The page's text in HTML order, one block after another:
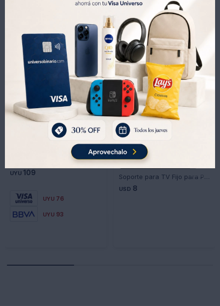
Productos que te pueden interesar
Soporte Vehicular Roca To Go Tipo Pinza Para Ventilación Ub - GRIS
UYU 109
UYU 76
UYU 93
No disponible para retiro
Soporte para TV Fijo para Pared LED STENXF321443
USD 8